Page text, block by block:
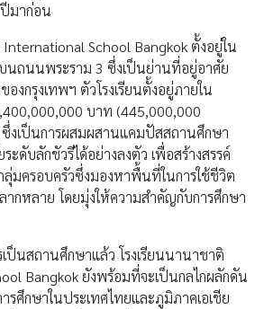
มาก่อน
International School Bangkok ตั้งอยู่ใน
นถนนพระราม 3 ซึ่งเป็นย่านที่อยู่อาศัย
งกรุงเทพฯ ตัวโรงเรียนตั้งอยู่ภายใน
บาท (445,000,000
ซึ่งเป็นการผสมผสานแคมปัสสถานศึกษา
ะดับลักชัวรีได้อย่างลงตัว เพื่อสร้างสรรค์
ครอบครัวซึ่งมองหาพื้นที่ในการใช้ชีวิต
ากหลาย โดยมุ่งให้ความสำคัญกับการศึกษา
ป็นสถานศึกษาแล้ว โรงเรียนนานาชาติ
Bangkok ยังพร้อมที่จะเป็นกลไกผลักดัน
ารศึกษาในประเทศไทยและภูมิภาคเอเชีย